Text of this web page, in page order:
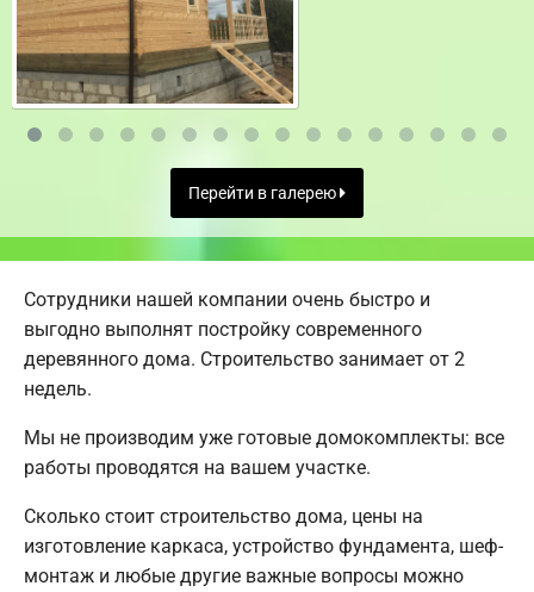
Перейти в галерею
Сотрудники нашей компании очень быстро и
выгодно выполнят постройку современного
деревянного дома. Строительство занимает от 2
недель.
Мы не производим уже готовые домокомплекты: все
работы проводятся на вашем участке.
Сколько стоит строительство дома, цены на
изготовление каркаса, устройство фундамента, шеф-
монтаж и любые другие важные вопросы можно